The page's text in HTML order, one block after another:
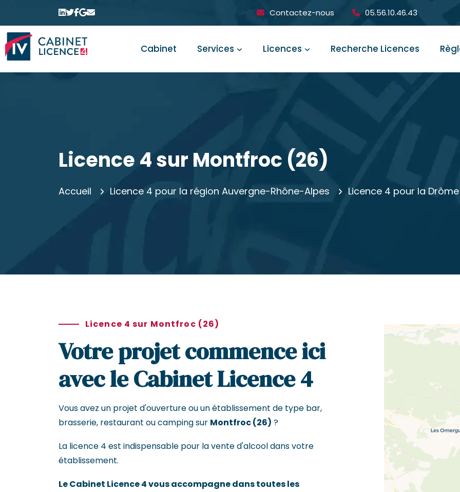
Contactez-nous 05.56.10.46.43
Cabinet Services Licences Recherche Licences
Licence 4 sur Montfroc (26)
Accueil Licence 4 pour la région Auvergne-Rhône-Alpes Licence 4 pour la
Licence 4 sur Montfroc (26)
Votre projet commence ici
avec le Cabinet Licence 4
Vous avez un projet d'ouverture ou un établissement de type bar,
brasserie, restaurant ou camping sur Montfroc (26) ?
La licence 4 est indispensable pour la vente d'alcool dans votre
établissement.
Le Cabinet Licence 4 vous accompagne dans toutes les